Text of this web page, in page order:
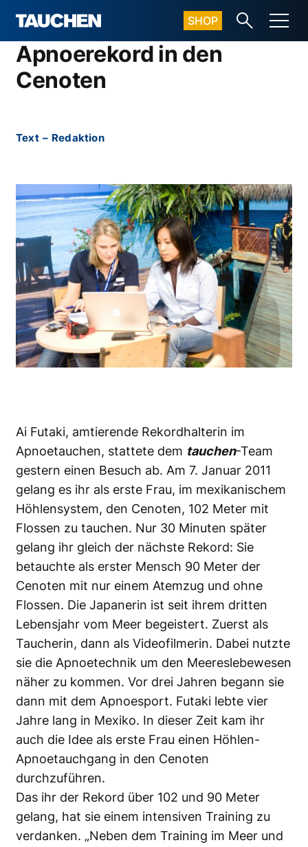
SHOP
Apnoerekord in den
Cenoten
Text – Redaktion
Ai Futaki, amtierende Rekordhalterin im
Apnoetauchen, stattete dem tauchen-Team
gestern einen Besuch ab. Am 7. Januar 2011
gelang es ihr als erste Frau, im mexikanischem
Höhlensystem, den Cenoten, 102 Meter mit
Flossen zu tauchen. Nur 30 Minuten später
gelang ihr gleich der nächste Rekord: Sie
betauchte als erster Mensch 90 Meter der
Cenoten mit nur einem Atemzug und ohne
Flossen. Die Japanerin ist seit ihrem dritten
Lebensjahr vom Meer begeistert. Zuerst als
Taucherin, dann als Videofilmerin. Dabei nutzte
sie die Apnoetechnik um den Meereslebewesen
näher zu kommen. Vor drei Jahren begann sie
dann mit dem Apnoesport. Futaki lebte vier
Jahre lang in Mexiko. In dieser Zeit kam ihr
auch die Idee als erste Frau einen Höhlen-
Apnoetauchgang in den Cenoten
durchzuführen.
Das ihr der Rekord über 102 und 90 Meter
gelang, hat sie einem intensiven Training zu
verdanken. „Neben dem Training im Meer und